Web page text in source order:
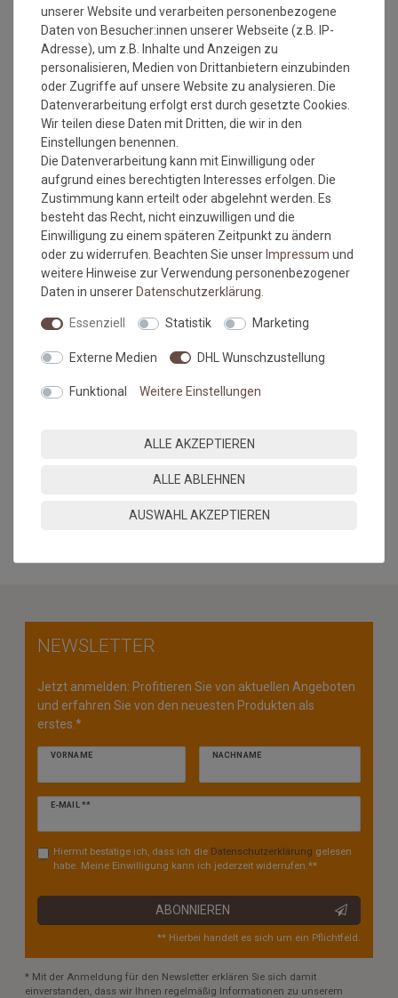
mit dazu kaufen: >>
https://www.livingfloor.com/a-
37749/
Herstellung: gewebt
Gesamthöhe: ca. 8 mm
Gesamtgewicht: ca. 2.200 gr./m²
Antistatisch und Fußbodenheizung geeignet
umweltfreundlich
Brandklasse: Efl
Einsatzbereich: z.b. Treppenhäuser
Bitte beachten Sie immer dieVerlege - und
Pflegehinweisedes Herstellers.
Wichtiger Hinweis:
Maßtoleranzen von 1-3 % können auftreten und sind völlig
normal. Sonderanfertigungen im Wunschmaß sind vom
Kleine Unregelmäßigkeiten (z.b. Noppenübersprünge) in
Farbabweichungen zwischen Bildschirmfoto und Original sind
Hinweis Bordürenteppiche: Übersteigt die Länge das 2,5 fache
MEHR INFORMATIONEN ZUM EU VERANTWORTLICHEN »
NEWSLETTER
Jetzt anmelden: Profitieren Sie von aktuellen Angeboten
und erfahren Sie von den neuesten Produkten als
erstes.*
VORNAME NACHNAME
E-MAIL **
Newsletter
Hiermit bestätige ich, dass ich die Daten­schutz­erklärung gelesen
habe. Meine Einwilligung kann ich jederzeit widerrufen.**
ABONNIEREN
** Hierbei handelt es sich um ein Pflichtfeld.
* Mit der Anmeldung für den Newsletter erklären Sie sich damit
einverstanden, dass wir Ihnen regelmäßig Informationen zu unserem
unserer Website und verarbeiten personenbezogene
Daten von Besucher:innen unserer Webseite (z.B. IP-
Adresse), um z.B. Inhalte und Anzeigen zu
personalisieren, Medien von Drittanbietern einzubinden
oder Zugriffe auf unsere Website zu analysieren. Die
Datenverarbeitung erfolgt erst durch gesetzte Cookies.
Wir teilen diese Daten mit Dritten, die wir in den
Einstellungen benennen.
Die Datenverarbeitung kann mit Einwilligung oder
aufgrund eines berechtigten Interesses erfolgen. Die
Zustimmung kann erteilt oder abgelehnt werden. Es
besteht das Recht, nicht einzuwilligen und die
Einwilligung zu einem späteren Zeitpunkt zu ändern
oder zu widerrufen. Beachten Sie unser Impressum und
weitere Hinweise zur Verwendung personenbezogener
Daten in unserer Daten­schutz­erklärung
Essenziell Statistik Marketing
Externe Medien DHL Wunschzustellung
Funktional Weitere Einstellungen
ALLE AKZEPTIEREN
ALLE ABLEHNEN
AUSWAHL AKZEPTIEREN